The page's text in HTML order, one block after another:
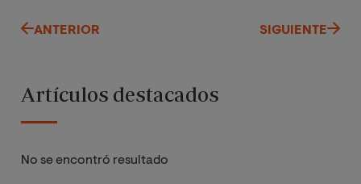
ANTERIOR SIGUIENTE
Artículos destacados
No se encontró resultado